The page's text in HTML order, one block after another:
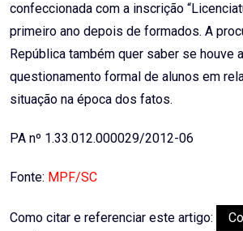
confeccionada com a inscrição
primeiro ano depois de formados. A
República também quer saber se houve
questionamento formal de alunos em
situação na época dos fatos.
PA nº 1.33.012.000029/2012-06
Fonte: MPF/SC
Como citar e referenciar este artigo: